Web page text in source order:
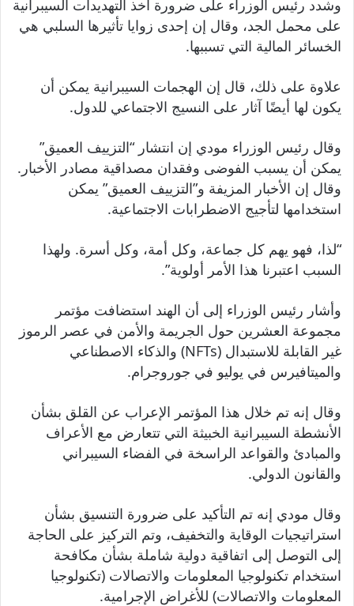
وشدد رئيس الوزراء على ضرورة أخذ التهديدات السيبرانية
على محمل الجد، وقال إن إحدى زوايا تأثيرها السلبي هي
الخسائر المالية التي تسببها.
علاوة على ذلك، قال إن الهجمات السيبرانية يمكن أن
يكون لها أيضًا آثار على النسيج الاجتماعي للدول.
وقال رئيس الوزراء مودي إن انتشار “التزييف العميق”
يمكن أن يسبب الفوضى وفقدان مصداقية مصادر الأخبار.
وقال إن الأخبار المزيفة و”التزييف العميق” يمكن
استخدامها لتأجيج الاضطرابات الاجتماعية.
“لذا، فهو يهم كل جماعة، وكل أمة، وكل أسرة. ولهذا
السبب اعتبرنا هذا الأمر أولوية”.
وأشار رئيس الوزراء إلى أن الهند استضافت مؤتمر
مجموعة العشرين حول الجريمة والأمن في عصر الرموز
غير القابلة للاستبدال (NFTs) والذكاء الاصطناعي
والميتافيرس في يوليو في جوروجرام.
وقال إنه تم خلال هذا المؤتمر الإعراب عن القلق بشأن
الأنشطة السيبرانية الخبيثة التي تتعارض مع الأعراف
والمبادئ والقواعد الراسخة في الفضاء السيبراني
والقانون الدولي.
وقال مودي إنه تم التأكيد على ضرورة التنسيق بشأن
استراتيجيات الوقاية والتخفيف، وتم التركيز على الحاجة
إلى التوصل إلى اتفاقية دولية شاملة بشأن مكافحة
استخدام تكنولوجيا المعلومات والاتصالات (تكنولوجيا
المعلومات والاتصالات) للأغراض الإجرامية.